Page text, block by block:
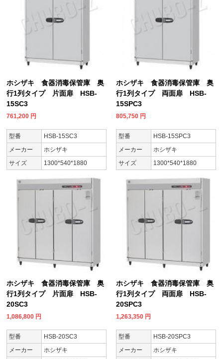
ホシザキ 食器消毒保管庫 奥
行1列タイプ 片面扉 HSB-
15SC3
761,200 円
型番
HSB-15SC3
メーカー
ホシザキ
サイズ
1300*540*1880
ホシザキ 食器消毒保管庫 奥
行1列タイプ 両面扉 HSB-
15SPC3
805,750 円
型番
HSB-15SPC3
メーカー
ホシザキ
サイズ
1300*540*1880
ホシザキ 食器消毒保管庫 奥
行1列タイプ 片面扉 HSB-
20SC3
1,086,800 円
型番
HSB-20SC3
メーカー
ホシザキ
ホシザキ 食器消毒保管庫 奥
行1列タイプ 両面扉 HSB-
20SPC3
1,263,350 円
型番
HSB-20SPC3
メーカー
ホシザキ